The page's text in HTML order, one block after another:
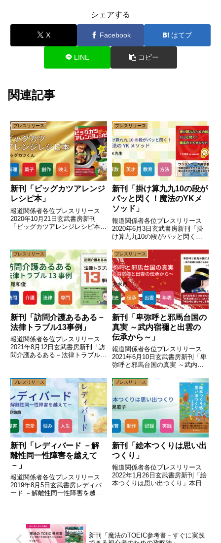
シェアする
X Facebook はてブ
LINE コピー
関連記事
プレスリリース
新刊「ビッグカツアレンジ
レシピ本」
報道関係者各位プレスリリース
2020年10月21日玄武書房新刊
「ビッグカツアレンジレシピ本」
SNS映えするアレンジレシピが
盛りだくさん。（プレスリリース
主旨）玄武書房は、駄菓子のビ...
プレスリリース
新刊「掛け算九九10の段が
パッと閃く！魔法のYKメ
ソッド」
報道関係者各位プレスリリース
2020年6月3日玄武書房新刊「掛
け算九九10の段がパッと閃く！
開始小学２年生で習う「掛け算」
のワンランク上の知識！誰でも分
かりやすい解説とドリル方式で学
べます！（プレスリリース...
プレスリリース
新刊「訪問介護あるある－
法律トラブル13事例」
報道関係者各位プレスリリース
2021年8月12日玄武書房新刊「訪
問介護あるある－法律トラブル
応（プレスリリース主旨）玄武書
房は「訪問介護あるある－法律ト
ラブル13事例」を本日（8月...
プレスリリース
新刊「卑弥呼と邪馬台国の
真実 ～武内宿禰と出雲の
伝承から～」
報道関係者各位プレスリリース
2021年6月10日玄武書房新刊「卑
弥呼と邪馬台国の真実 ～武内宿
開始邪馬台国に卑弥呼はいなかっ
た！その真実に迫る。（プレスリ
リース主旨）玄武書房は「卑弥呼
と邪馬台国の真実 ～武内宿...
プレスリリース
新刊「レディバード －解
離性同一性障害を越えて
－」
報道関係者各位プレスリリース
2019年8月5日玄武書房レディバ
ード －解離性同一性障害を越え
（プレスリリース主旨）玄武書房
は、新しい試みとして小説と随
筆...
プレスリリース
新刊「絵本つくりは思い出
つくり」
報道関係者各位プレスリリース
2022年1月26日玄武書房新刊「絵
本つくりは思い出つくり」本日発
新刊「魔法のTOEIC参考書－すぐに実践